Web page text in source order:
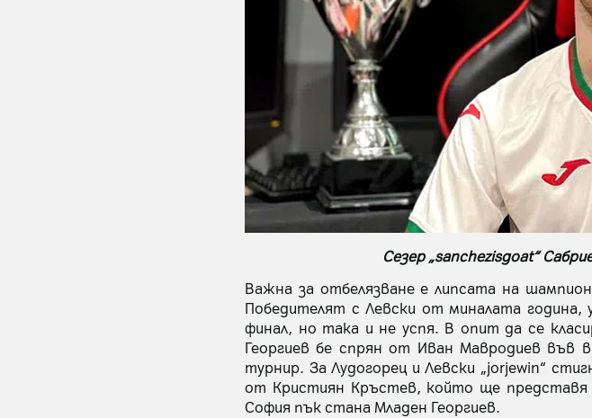
Сезер „sanchezisgoat“
Важна за отбелязване е липсата на
Победителят с Левски от миналата
финал, но така и не успя. В опит да се
Георгиев бе спрян от Иван Мавродиев във
турнир. За Лудогорец и Левски „jorjewin“
от Кристиян Кръстев, който ще представя
София пък стана Младен Георгиев.